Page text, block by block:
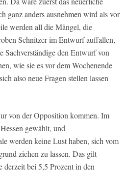
ganz anders ausnehmen wird als vor
werden all die Mängel, die
Schnitzer im Entwurf auffallen,
den Entwurf von
wie sie es vor dem Wochenende
also neue Fragen stellen lassen
von der Opposition kommen. Im
gewählt, und
werden keine Lust haben, sich vom
ziehen zu lassen. Das gilt
derzeit bei 5,5 Prozent in den